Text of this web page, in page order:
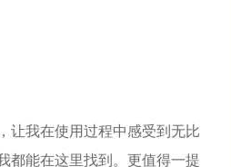
让我在使用过程中感受到无比
都能在这里找到。更值得一提